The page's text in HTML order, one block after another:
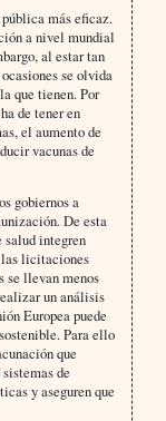
más eficaz.
a nivel mundial
al estar tan
se olvida
que tienen. Por
de tener en
el aumento de
vacunas de
gobiernos a
De esta
salud integren
las licitaciones
se llevan menos
un análisis
Europea puede
Para ello
que
de
y aseguren que